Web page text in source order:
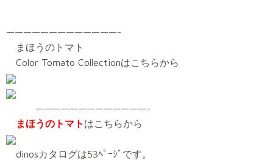
—————————————-
まほうのトマト
Color Tomato Collectionはこちらから
—————————————-
まほうのトマト はこちらから
dinosカタログは53ﾍﾟｰｼﾞです。